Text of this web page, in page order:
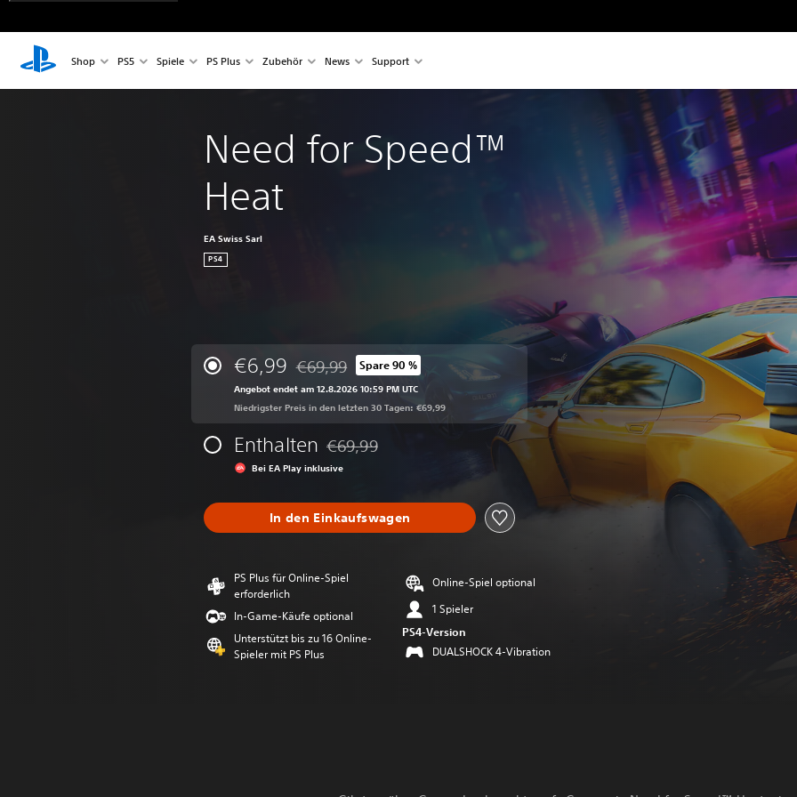
Shop PS5 Spiele PS Plus Zubehör News Support
Need for Speed™
Heat
EA Swiss Sarl
PS4
€6,99 Preisnachlass gegenüber dem Originalpreis von €69,99
€69,99 Spare 90 %
Angebot endet am 12.8.2026 10:59 PM UTC
Niedrigster Preis in den letzten 30 Tagen: €69,99
Enthalten Preisnachlass gegenüber dem Originalpreis von €69,99
€69,99
Bei EA Play inklusive
In den Einkaufswagen
PS Plus für Online-Spiel
erforderlich
In-Game-Käufe optional
Unterstützt bis zu 16 Online-
Spieler mit PS Plus
Online-Spiel optional
1 Spieler
PS4-Version
DUALSHOCK 4-Vibration